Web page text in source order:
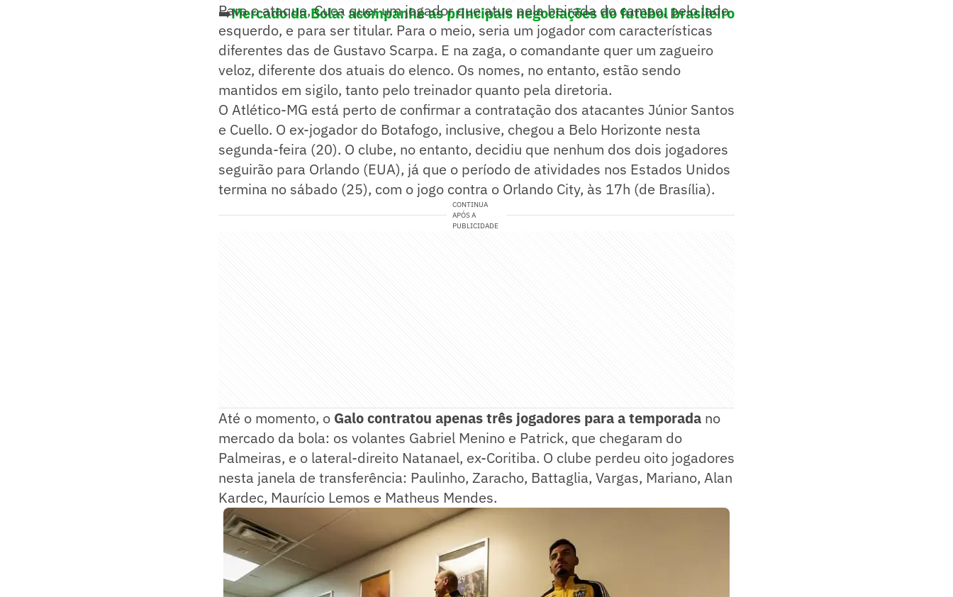
➡️Mercado da Bola: acompanhe as principais negociações do futebol brasileiro
Para o ataque, Cuca quer um jogador que atue pela beirada do campo, pelo lado
esquerdo, e para ser titular. Para o meio, seria um jogador com características
diferentes das de Gustavo Scarpa. E na zaga, o comandante quer um zagueiro
veloz, diferente dos atuais do elenco. Os nomes, no entanto, estão sendo
mantidos em sigilo, tanto pelo treinador quanto pela diretoria.
O Atlético-MG está perto de confirmar a contratação dos atacantes Júnior Santos
e Cuello. O ex-jogador do Botafogo, inclusive, chegou a Belo Horizonte nesta
segunda-feira (20). O clube, no entanto, decidiu que nenhum dos dois jogadores
seguirão para Orlando (EUA), já que o período de atividades nos Estados Unidos
termina no sábado (25), com o jogo contra o Orlando City, às 17h (de Brasília).
CONTINUA
APÓS A
PUBLICIDADE
Até o momento, o Galo contratou apenas três jogadores para a temporada no
mercado da bola: os volantes Gabriel Menino e Patrick, que chegaram do
Palmeiras, e o lateral-direito Natanael, ex-Coritiba. O clube perdeu oito jogadores
nesta janela de transferência: Paulinho, Zaracho, Battaglia, Vargas, Mariano, Alan
Kardec, Maurício Lemos e Matheus Mendes.